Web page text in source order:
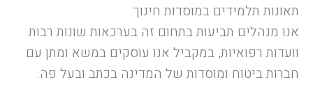
תאונות תלמידים במוסדות חינוך.
אנו מנהלים תביעות בתחום זה בערכאות שונות רבות
וועדות רפואיות, במקביל אנו עוסקים במשא ומתן עם
חברות ביטוח ומוסדות של המדינה בכתב ובעל פה.